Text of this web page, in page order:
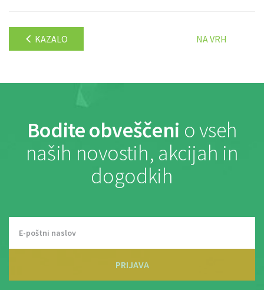
KAZALO NA VRH
Bodite obveščeni o vseh
naših novostih, akcijah in
dogodkih
PRIJAVA